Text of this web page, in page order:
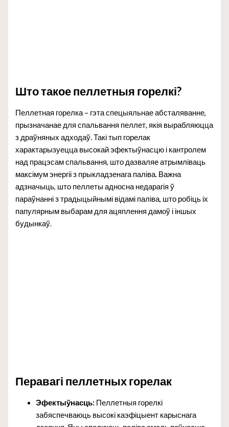
Што такое пеллетныя горелкі?
Пеллетная горелка – гэта спецыяльнае абсталяванне,
прызначанае для спальвання пеллет, якія вырабляюцца
з драўняных адходаў. Такі тып горелак
характарызуецца высокай эфектыўнасцю і кантролем
над працэсам спальвання, што дазваляе атрымліваць
максімум энергіі з прыкладзенага паліва. Важна
адзначыць, што пеллеты адносна недарагія ў
параўнанні з традыцыйнымі відамі паліва, што робіць іх
папулярным выбарам для ацяплення дамоў і іншых
будынкаў.
Перавагі пеллетных горелак
Эфектыўнасць: Пеллетныя горелкі
забяспечваюць высокі каэфіцыент карыснага